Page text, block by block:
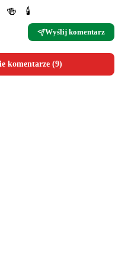
🍻 🕯
Wyślij komentarz
komentarze (9)